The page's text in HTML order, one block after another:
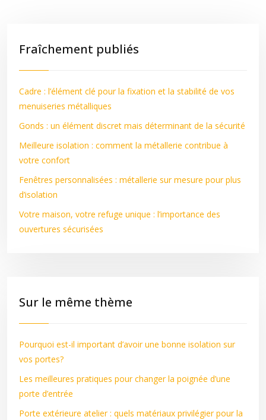
Fraîchement publiés
Cadre : l’élément clé pour la fixation et la stabilité de vos
menuiseries métalliques
Gonds : un élément discret mais déterminant de la sécurité
Meilleure isolation : comment la métallerie contribue à
votre confort
Fenêtres personnalisées : métallerie sur mesure pour plus
d’isolation
Votre maison, votre refuge unique : l’importance des
ouvertures sécurisées
Sur le même thème
Pourquoi est-il important d’avoir une bonne isolation sur
vos portes?
Les meilleures pratiques pour changer la poignée d’une
porte d’entrée
Porte extérieure atelier : quels matériaux privilégier pour la